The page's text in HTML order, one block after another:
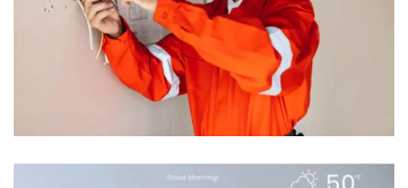
Instalaciones de mejora y